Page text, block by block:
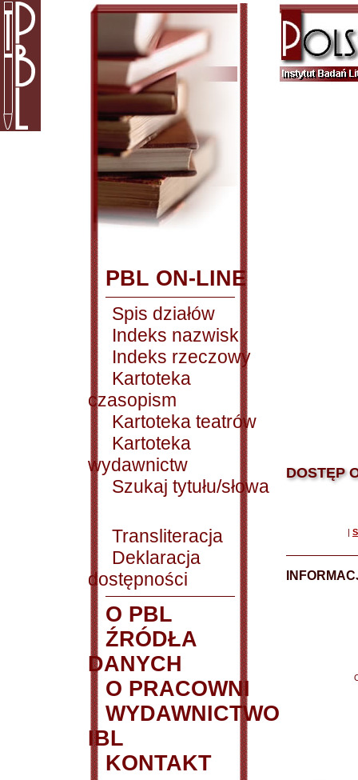
PBL ON-LINE
Spis działów
Indeks nazwisk
Indeks rzeczowy
Kartoteka
czasopism
Kartoteka teatrów
Kartoteka
wydawnictw
Szukaj tytułu/słowa
Transliteracja
Deklaracja
dostępności
O PBL
ŹRÓDŁA
DANYCH
O PRACOWNI
WYDAWNICTWO
IBL
KONTAKT
DOSTĘP
|